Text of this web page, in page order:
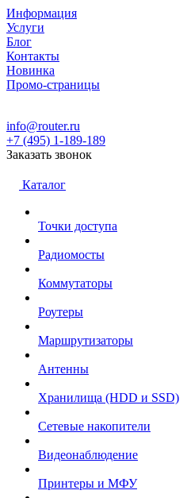
Информация
Услуги
Блог
Контакты
Новинка
Промо-страницы
info@router.ru
+7 (495) 1-189-189
Заказать звонок
Каталог
Точки доступа
Радиомосты
Коммутаторы
Роутеры
Маршрутизаторы
Антенны
Хранилища (HDD и SSD)
Сетевые накопители
Видеонаблюдение
Принтеры и МФУ